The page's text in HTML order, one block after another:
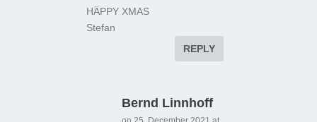
HÄPPY XMAS
Stefan
REPLY
Bernd Linnhoff